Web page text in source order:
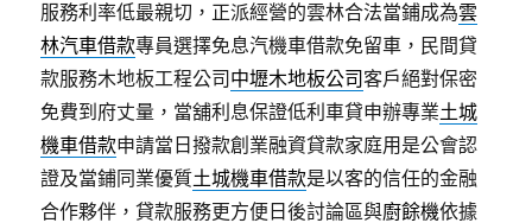
服務利率低最親切，正派經營的雲林合法當鋪成為雲
林汽車借款專員選擇免息汽機車借款免留車，民間貸
款服務木地板工程公司 中壢木地板公司客戶絕對保密
免費到府丈量，當舖利息保證低利車貸申辦專業土城
機車借款申請當日撥款創業融資貸款家庭用是公會認
證及當鋪同業優質土城機車借款是以客的信任的金融
合作夥伴，貸款服務更方便日後討論區與廚餘機依據